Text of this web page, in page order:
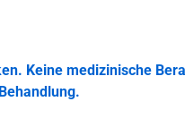
Keine medizinische